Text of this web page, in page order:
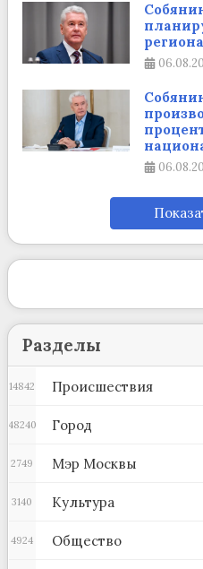
Разделы
Происшествия
14842
Город
48240
Мэр Москвы
2749
Культура
3140
Общество
4924